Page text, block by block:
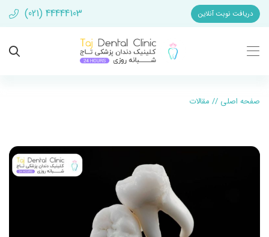
دریافت نوبت آنلاین (021) 44444103
صفحه اصلی // مقالات